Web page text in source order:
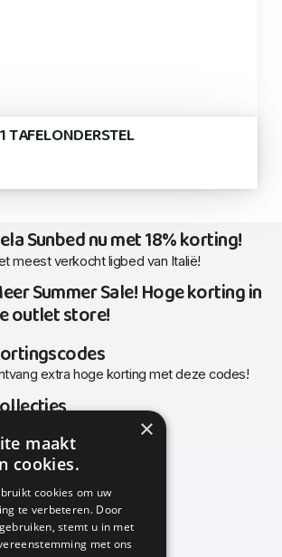
TAFELONDERSTEL
Sunbed nu met 18% korting!
meest verkocht ligbed van Italië!
Summer Sale! Hoge korting in
outlet store!
extra hoge korting met deze codes!
en populaire collecties
31
×
maakt
cookies.
cookies om uw
te verbeteren. Door
stemt u in met
met ons